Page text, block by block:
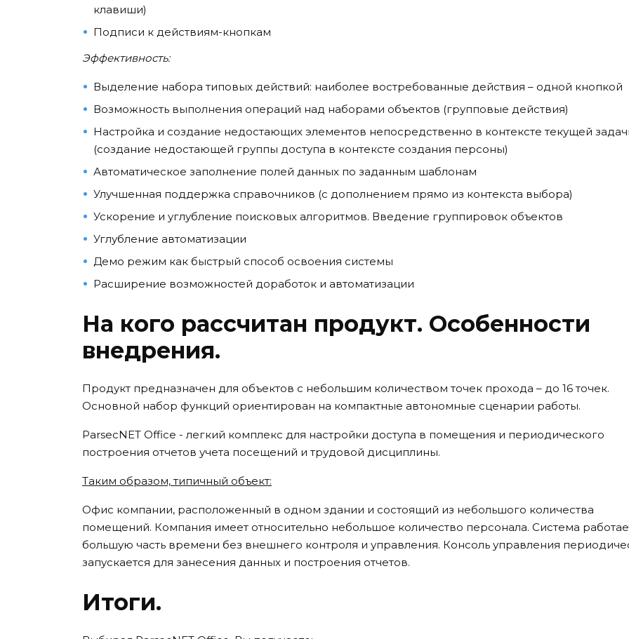
клавиши)
Подписи к действиям-кнопкам
Эффективность:
Выделение набора типовых действий: наиболее востребованные действия – одной кнопкой
Возможность выполнения операций над наборами объектов (групповые действия)
Настройка и создание недостающих элементов непосредственно в контексте текущей
(создание недостающей группы доступа в контексте создания персоны)
Автоматическое заполнение полей данных по заданным шаблонам
Улучшенная поддержка справочников (с дополнением прямо из контекста выбора)
Ускорение и углубление поисковых алгоритмов. Введение группировок объектов
Углубление автоматизации
Демо режим как быстрый способ освоения системы
Расширение возможностей доработок и автоматизации
На кого рассчитан продукт. Особенности
внедрения.
Продукт предназначен для объектов с небольшим количеством точек прохода – до 16 точек.
Основной набор функций ориентирован на компактные автономные сценарии работы.
ParsecNET Office - легкий комплекс для настройки доступа в помещения и периодического
построения отчетов учета посещений и трудовой дисциплины.
Таким образом, типичный объект:
Офис компании, расположенный в одном здании и состоящий из небольшого количества
помещений. Компания имеет относительно небольшое количество персонала. Система
большую часть времени без внешнего контроля и управления. Консоль управления
запускается для занесения данных и построения отчетов.
Итоги.